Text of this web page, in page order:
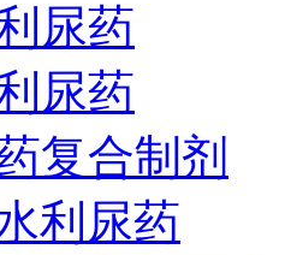
尿药
尿药
复合制剂
利尿药